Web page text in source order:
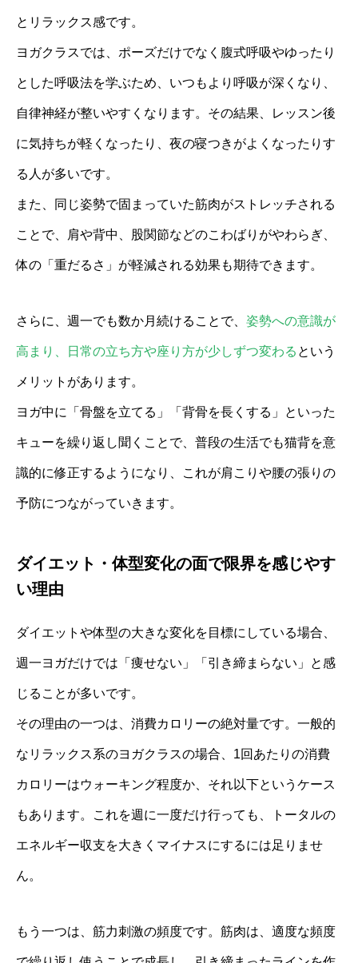
とリラックス感です。
ヨガクラスでは、ポーズだけでなく腹式呼吸やゆったり
とした呼吸法を学ぶため、いつもより呼吸が深くなり、
自律神経が整いやすくなります。その結果、レッスン後
に気持ちが軽くなったり、夜の寝つきがよくなったりす
る人が多いです。
また、同じ姿勢で固まっていた筋肉がストレッチされる
ことで、肩や背中、股関節などのこわばりがやわらぎ、
体の「重だるさ」が軽減される効果も期待できます。
さらに、週一でも数か月続けることで、 姿勢への意識が
高まり、日常の立ち方や座り方が少しずつ変わる という
メリットがあります。
ヨガ中に「骨盤を立てる」「背骨を長くする」といった
キューを繰り返し聞くことで、普段の生活でも猫背を意
識的に修正するようになり、これが肩こりや腰の張りの
予防につながっていきます。
ダイエット・体型変化の面で限界を感じやす
い理由
ダイエットや体型の大きな変化を目標にしている場合、
週一ヨガだけでは「痩せない」「引き締まらない」と感
じることが多いです。
その理由の一つは、消費カロリーの絶対量です。一般的
なリラックス系のヨガクラスの場合、1回あたりの消費
カロリーはウォーキング程度か、それ以下というケース
もあります。これを週に一度だけ行っても、トータルの
エネルギー収支を大きくマイナスにするには足りませ
ん。
もう一つは、筋力刺激の頻度です。筋肉は、適度な頻度